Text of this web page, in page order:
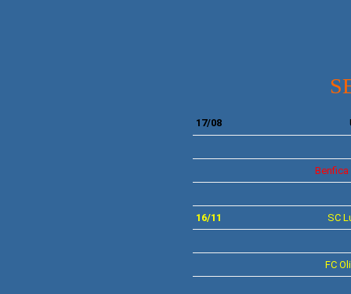
17/08
Benfica
16/11 SC
FC